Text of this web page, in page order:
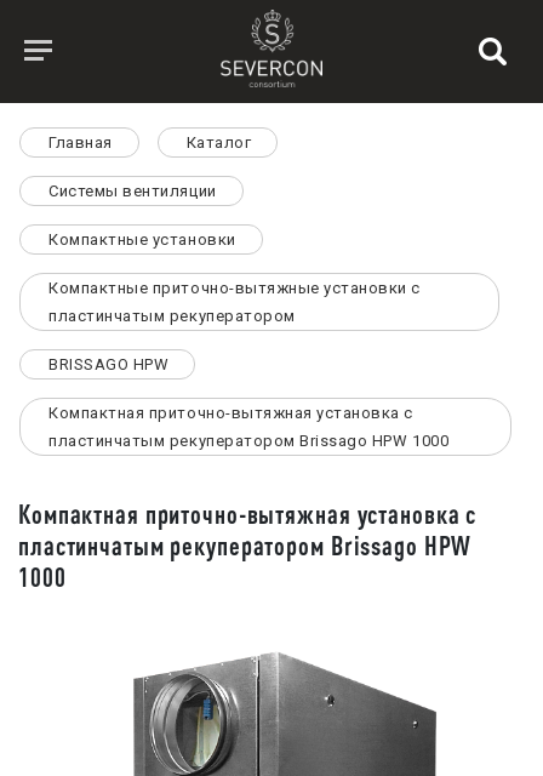
Главная Каталог
Системы вентиляции
Компактные установки
Компактные приточно-вытяжные установки с
пластинчатым рекуператором
BRISSAGO HPW
Компактная приточно-вытяжная установка с
пластинчатым рекуператором Brissago HPW 1000
Компактная приточно-вытяжная установка с
пластинчатым рекуператором Brissago HPW
1000